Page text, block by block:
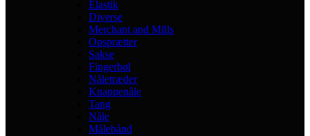
Elastik
Diverse
Merchant and Mills
Opsprætter
Sakse
Fingerbøl
Nåletræder
Knappenåle
Tang
Nåle
Målebånd